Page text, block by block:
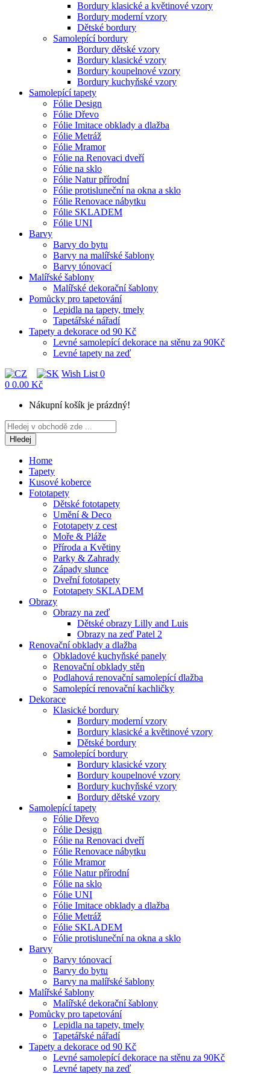
Bordury klasické a květinové vzory
Bordury moderní vzory
Dětské bordury
Samolepící bordury
Bordury dětské vzory
Bordury klasické vzory
Bordury koupelnové vzory
Bordury kuchyňské vzory
Samolepící tapety
Fólie Design
Fólie Dřevo
Fólie Imitace obklady a dlažba
Fólie Metráž
Fólie Mramor
Fólie na Renovaci dveří
Fólie na sklo
Fólie Natur přírodní
Fólie protisluneční na okna a sklo
Fólie Renovace nábytku
Fólie SKLADEM
Fólie UNI
Barvy
Barvy do bytu
Barvy na malířské šablony
Barvy tónovací
Malířské šablony
Malířské dekorační šablony
Pomůcky pro tapetování
Lepidla na tapety, tmely
Tapetářské nářadí
Tapety a dekorace od 90 Kč
Levné samolepící dekorace na stěnu za 90Kč
Levné tapety na zeď
Wish List 0
0 0.00 Kč
Nákupní košík je prázdný!
Hledej
Home
Tapety
Kusové koberce
Fototapety
Dětské fototapety
Umění & Deco
Fototapety z cest
Moře & Pláže
Příroda a Květiny
Parky & Zahrady
Západy slunce
Dveřní fototapety
Fototapety SKLADEM
Obrazy
Obrazy na zeď
Dětské obrazy Lilly and Luis
Obrazy na zeď Patel 2
Renovační obklady a dlažba
Obkladové kuchyňské panely
Renovační obklady stěn
Podlahová renovační samolepící dlažba
Samolepící renovační kachličky
Dekorace
Klasické bordury
Bordury moderní vzory
Bordury klasické a květinové vzory
Dětské bordury
Samolepící bordury
Bordury klasické vzory
Bordury koupelnové vzory
Bordury kuchyňské vzory
Bordury dětské vzory
Samolepící tapety
Fólie Dřevo
Fólie Design
Fólie na Renovaci dveří
Fólie Renovace nábytku
Fólie Mramor
Fólie Natur přírodní
Fólie na sklo
Fólie UNI
Fólie Imitace obklady a dlažba
Fólie Metráž
Fólie SKLADEM
Fólie protisluneční na okna a sklo
Barvy
Barvy tónovací
Barvy do bytu
Barvy na malířské šablony
Malířské šablony
Malířské dekorační šablony
Pomůcky pro tapetování
Lepidla na tapety, tmely
Tapetářské nářadí
Tapety a dekorace od 90 Kč
Levné samolepící dekorace na stěnu za 90Kč
Levné tapety na zeď